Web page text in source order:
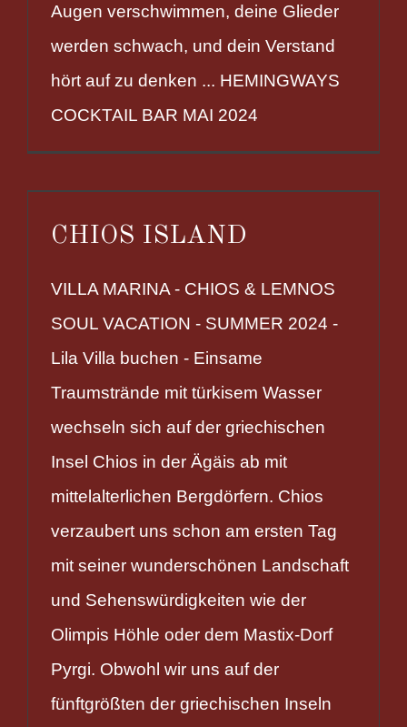
Augen verschwimmen, deine Glieder
werden schwach, und dein Verstand
hört auf zu denken ... HEMINGWAYS
COCKTAIL BAR MAI 2024
CHIOS ISLAND
VILLA MARINA - CHIOS & LEMNOS
SOUL VACATION - SUMMER 2024 -
Lila Villa buchen - Einsame
Traumstrände mit türkisem Wasser
wechseln sich auf der griechischen
Insel Chios in der Ägäis ab mit
mittelalterlichen Bergdörfern. Chios
verzaubert uns schon am ersten Tag
mit seiner wunderschönen Landschaft
und Sehenswürdigkeiten wie der
Olimpis Höhle oder dem Mastix-Dorf
Pyrgi. Obwohl wir uns auf der
fünftgrößten der griechischen Inseln